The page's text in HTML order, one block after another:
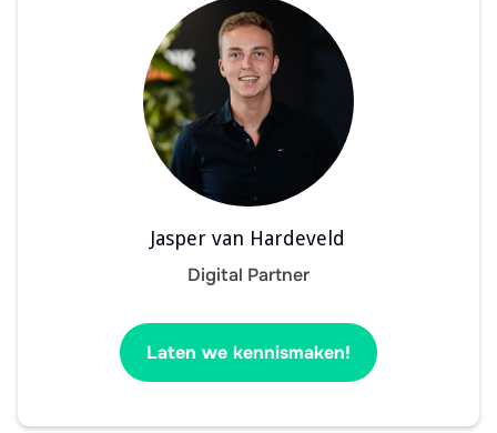
Jasper van Hardeveld
Digital Partner
Laten we kennismaken!